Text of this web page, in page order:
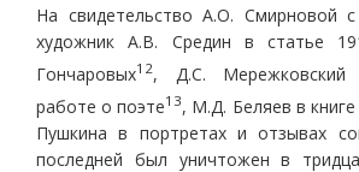
На свидетельство А.О. Смирновой
художник А.В. Средин в статье
Гончаровых12, Д.С. Мережковский
работе о поэте13, М.Д. Беляев в
Пушкина в портретах и отзывах
последней был уничтожен в